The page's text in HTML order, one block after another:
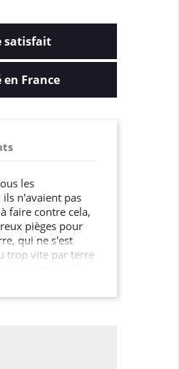
satisfait
en France
les
n'avaient pas
faire contre cela,
pièges pour
qui ne s'est
trop vite par terre
à son prix
l'écran peut se